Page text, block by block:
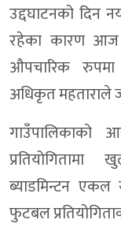
उद्दघाटनको दिन
रहेका कारण आज
औपचारिक
अधिकृत महताराले
ब्याडमिन्टन एकल
फुटबल